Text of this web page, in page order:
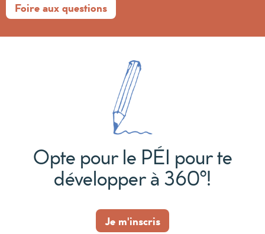
Foire aux questions
Opte pour le PÉI pour te
développer à 360°!
Je m'inscris